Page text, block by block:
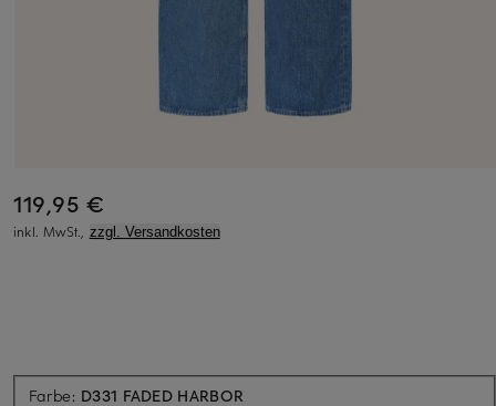
119,95 €
inkl. MwSt., zzgl. Versandkosten
Farbe: D331 FADED HARBOR